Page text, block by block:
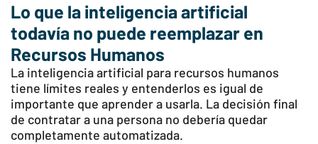
Lo que la inteligencia artificial
todavía no puede reemplazar en
Recursos Humanos
La inteligencia artificial para recursos humanos
tiene límites reales y entenderlos es igual de
importante que aprender a usarla. La decisión final
de contratar a una persona no debería quedar
completamente automatizada.